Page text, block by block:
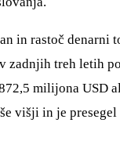
in rastoč denarni
zadnjih treh letih
milijona USD
višji in je